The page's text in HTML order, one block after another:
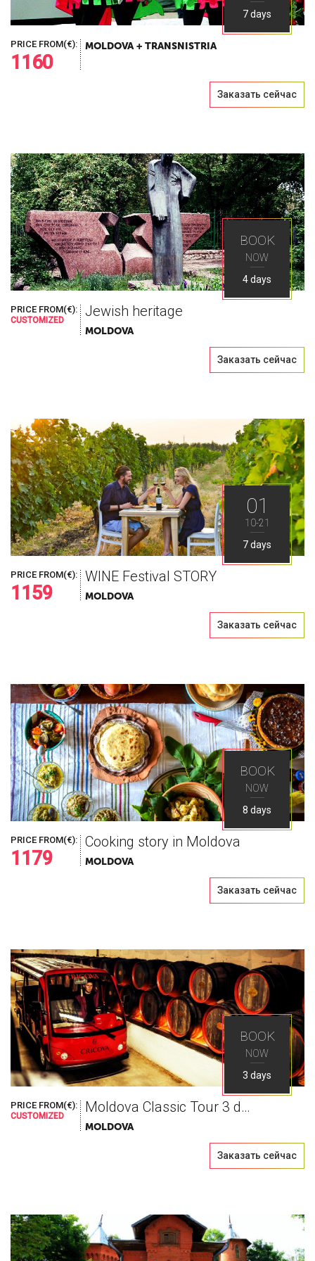
7 days
PRICE FROM(€):
1160
MOLDOVA + TRANSNISTRIA
Заказать сейчас
BOOK
NOW
4 days
PRICE FROM(€):
CUSTOMIZED
Jewish heritage
MOLDOVA
Заказать сейчас
01
10-21
7 days
PRICE FROM(€):
1159
WINE Festival STORY
MOLDOVA
Заказать сейчас
BOOK
NOW
8 days
PRICE FROM(€):
1179
Cooking story in Moldova
MOLDOVA
Заказать сейчас
BOOK
NOW
3 days
PRICE FROM(€):
CUSTOMIZED
Moldova Classic Tour 3 days
MOLDOVA
Заказать сейчас